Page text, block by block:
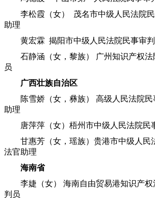
李松霞（女） 茂名市中级人民法院民
助理
黄宏霖 揭阳市中级人民法院民事审判
石静涵（女，黎族） 广州知识产权法
员
广西壮族自治区
陈雪娇（女，彝族） 高级人民法院民
助理
唐萍萍（女）梧州市中级人民法院民
甘惠芳（女，瑶族）贵港市中级人民
法官助理
海南省
李婕（女） 海南自由贸易港知识产权
判员